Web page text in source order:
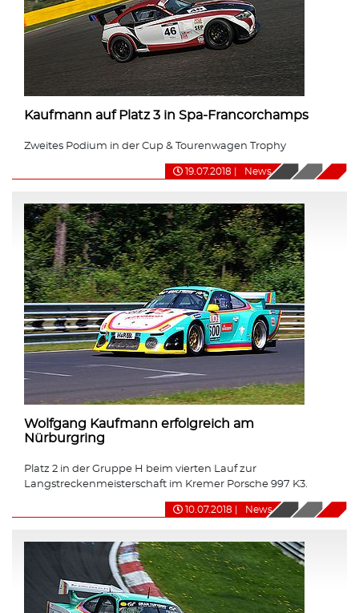
Kaufmann auf Platz 3 in Spa-Francorchamps
Zweites Podium in der Cup & Tourenwagen Trophy
19.07.2018 News
Wolfgang Kaufmann erfolgreich am
Nürburgring
Platz 2 in der Gruppe H beim vierten Lauf zur
Langstreckenmeisterschaft im Kremer Porsche 997 K3.
10.07.2018 News